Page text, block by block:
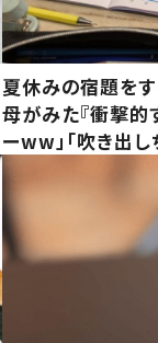
夏休みの宿題を
母がみた『衝撃的
ーww」「吹き出